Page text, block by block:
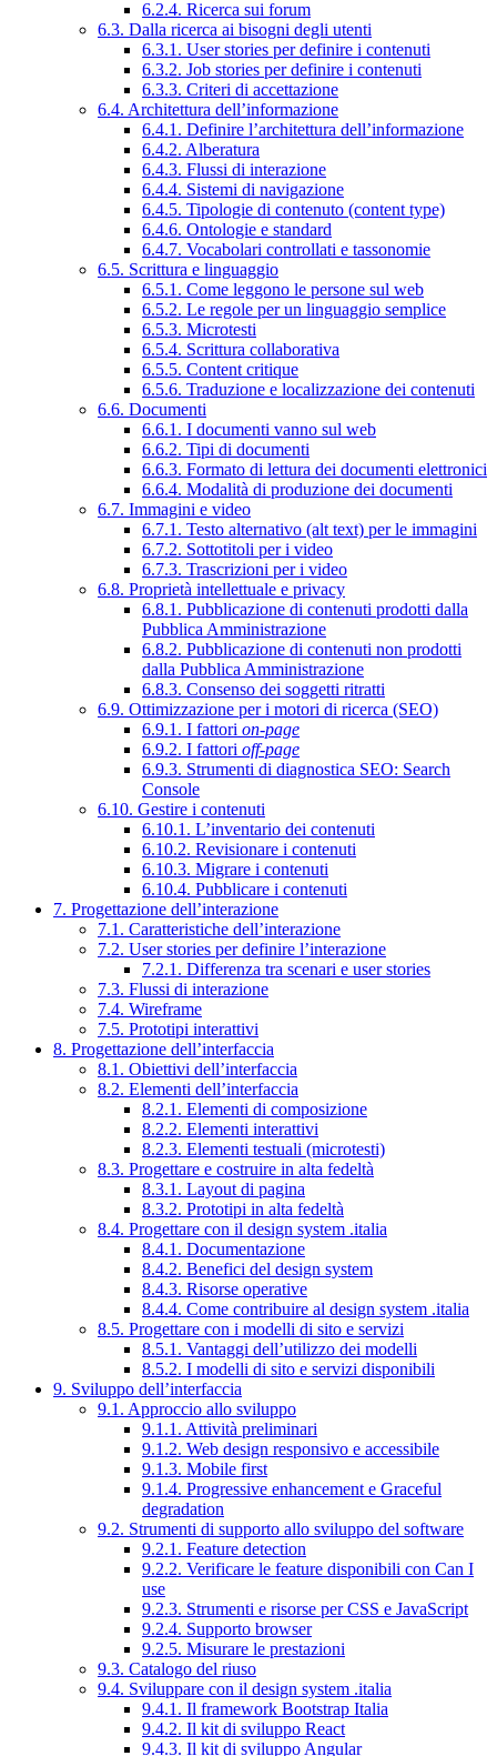
6.2.4. Ricerca sui forum
6.3. Dalla ricerca ai bisogni degli utenti
6.3.1. User stories per definire i contenuti
6.3.2. Job stories per definire i contenuti
6.3.3. Criteri di accettazione
6.4. Architettura dell’informazione
6.4.1. Definire l’architettura dell’informazione
6.4.2. Alberatura
6.4.3. Flussi di interazione
6.4.4. Sistemi di navigazione
6.4.5. Tipologie di contenuto (content type)
6.4.6. Ontologie e standard
6.4.7. Vocabolari controllati e tassonomie
6.5. Scrittura e linguaggio
6.5.1. Come leggono le persone sul web
6.5.2. Le regole per un linguaggio semplice
6.5.3. Microtesti
6.5.4. Scrittura collaborativa
6.5.5. Content critique
6.5.6. Traduzione e localizzazione dei contenuti
6.6. Documenti
6.6.1. I documenti vanno sul web
6.6.2. Tipi di documenti
6.6.3. Formato di lettura dei documenti elettronici
6.6.4. Modalità di produzione dei documenti
6.7. Immagini e video
6.7.1. Testo alternativo (alt text) per le immagini
6.7.2. Sottotitoli per i video
6.7.3. Trascrizioni per i video
6.8. Proprietà intellettuale e privacy
6.8.1. Pubblicazione di contenuti prodotti dalla
Pubblica Amministrazione
6.8.2. Pubblicazione di contenuti non prodotti
dalla Pubblica Amministrazione
6.8.3. Consenso dei soggetti ritratti
6.9. Ottimizzazione per i motori di ricerca (SEO)
6.9.1. I fattori on-page
6.9.2. I fattori off-page
6.9.3. Strumenti di diagnostica SEO: Search
Console
6.10. Gestire i contenuti
6.10.1. L’inventario dei contenuti
6.10.2. Revisionare i contenuti
6.10.3. Migrare i contenuti
6.10.4. Pubblicare i contenuti
7. Progettazione dell’interazione
7.1. Caratteristiche dell’interazione
7.2. User stories per definire l’interazione
7.2.1. Differenza tra scenari e user stories
7.3. Flussi di interazione
7.4. Wireframe
7.5. Prototipi interattivi
8. Progettazione dell’interfaccia
8.1. Obiettivi dell’interfaccia
8.2. Elementi dell’interfaccia
8.2.1. Elementi di composizione
8.2.2. Elementi interattivi
8.2.3. Elementi testuali (microtesti)
8.3. Progettare e costruire in alta fedeltà
8.3.1. Layout di pagina
8.3.2. Prototipi in alta fedeltà
8.4. Progettare con il design system .italia
8.4.1. Documentazione
8.4.2. Benefici del design system
8.4.3. Risorse operative
8.4.4. Come contribuire al design system .italia
8.5. Progettare con i modelli di sito e servizi
8.5.1. Vantaggi dell’utilizzo dei modelli
8.5.2. I modelli di sito e servizi disponibili
9. Sviluppo dell’interfaccia
9.1. Approccio allo sviluppo
9.1.1. Attività preliminari
9.1.2. Web design responsivo e accessibile
9.1.3. Mobile first
9.1.4. Progressive enhancement e Graceful
degradation
9.2. Strumenti di supporto allo sviluppo del software
9.2.1. Feature detection
9.2.2. Verificare le feature disponibili con Can I
use
9.2.3. Strumenti e risorse per CSS e JavaScript
9.2.4. Supporto browser
9.2.5. Misurare le prestazioni
9.3. Catalogo del riuso
9.4. Sviluppare con il design system .italia
9.4.1. Il framework Bootstrap Italia
9.4.2. Il kit di sviluppo React
9.4.3. Il kit di sviluppo Angular